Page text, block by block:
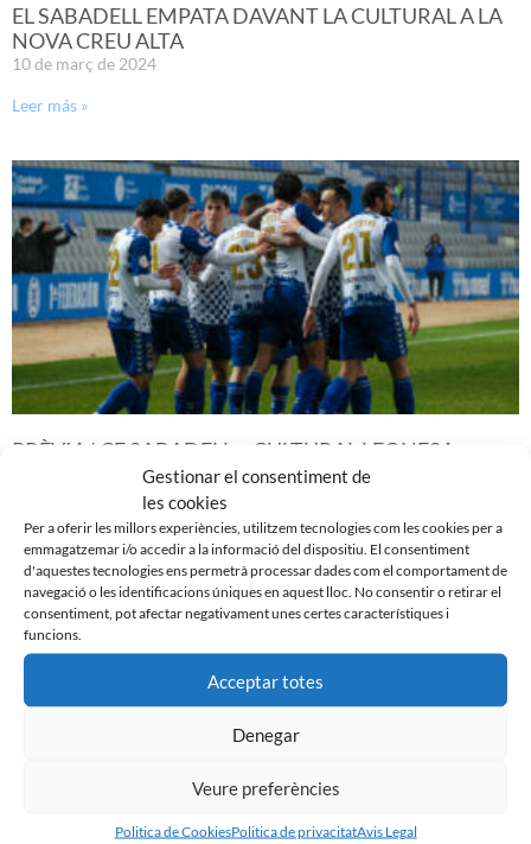
Gestionar el consentiment de
les cookies
Per a oferir les millors experiències, utilitzem tecnologies com les cookies per a
emmagatzemar i/o accedir a la informació del dispositiu. El consentiment
d'aquestes tecnologies ens permetrà processar dades com el comportament de
navegació o les identificacions úniques en aquest lloc. No consentir o retirar el
consentiment, pot afectar negativament unes certes característiques i
funcions.
Acceptar totes
Denegar
Veure preferències
Politica de CookiesPolitica de privacitatAvis Legal
EL SABADELL EMPATA DAVANT LA CULTURAL A LA
NOVA CREU ALTA
10 de març de 2024
Leer más »
PRÈVIA | CE SABADELL – CULTURAL LEONESA
9 de març de 2024